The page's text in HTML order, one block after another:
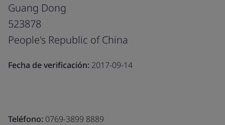
Guang Dong
523878
People's Republic of China
Fecha de verificación: 2017-09-14
Teléfono: 0769-3899 8889